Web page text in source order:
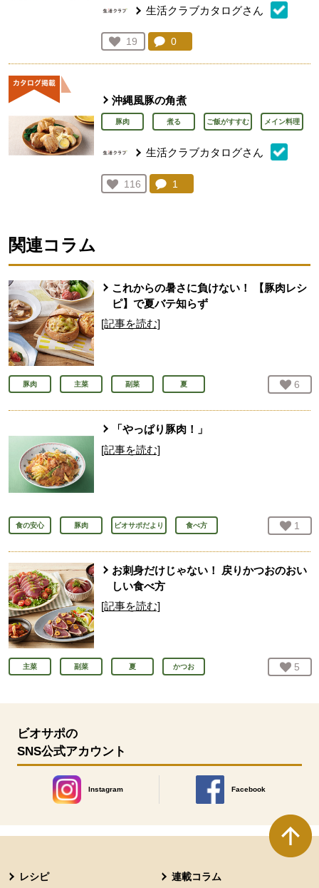
生活クラブカタログさん
お気に入り登録：
19
人が登録
コメント：
0
沖縄風豚の角煮
豚肉 煮る ご飯がすすむ メイン料理
生活クラブカタログさん
お気に入り登録：
116
人が登録
コメント：
1
関連コラム
これからの暑さに負けない！ 【豚肉レシ
ピ】で夏バテ知らず
[記事を読む]
豚肉 主菜 副菜 夏 お気
6
「やっぱり豚肉！」
[記事を読む]
食の安心 豚肉 ビオサポだより 食べ方 お気
1
お刺身だけじゃない！ 戻りかつおのおい
しい食べ方
[記事を読む]
主菜 副菜 夏 かつお お気
5
ビオサポの
SNS公式アカウント
Instagram
別のウィンドウで開きます。
Facebook
別のウィンドウで開きます
レシピ 連載コラム